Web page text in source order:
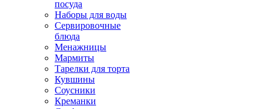
посуда
Наборы для воды
Сервировочные
блюда
Менажницы
Мармиты
Тарелки для торта
Кувшины
Соусники
Креманки